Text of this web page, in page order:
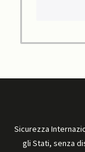
Sicurezza
gli Stati, senza